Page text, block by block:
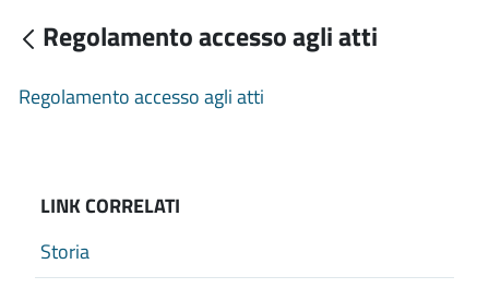
LINK CORRELATI
Storia
Regolamento accesso agli atti
Regolamento accesso agli atti